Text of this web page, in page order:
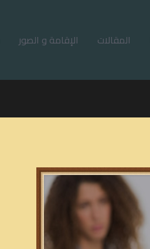
المقالات الإقامة و الصور